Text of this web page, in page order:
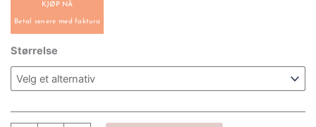
KJØP NÅ
Betal senere med faktura
Størrelse
Jaguar
Fetiche
antall